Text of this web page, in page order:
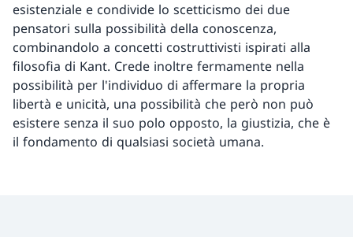
esistenziale e condivide lo scetticismo dei due
pensatori sulla possibilità della conoscenza,
combinandolo a concetti costruttivisti ispirati alla
filosofia di Kant. Crede inoltre fermamente nella
possibilità per l'individuo di affermare la propria
libertà e unicità, una possibilità che però non può
esistere senza il suo polo opposto, la giustizia, che è
il fondamento di qualsiasi società umana.